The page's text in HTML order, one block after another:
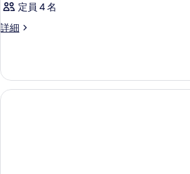
定員 4 名
詳細
客
細